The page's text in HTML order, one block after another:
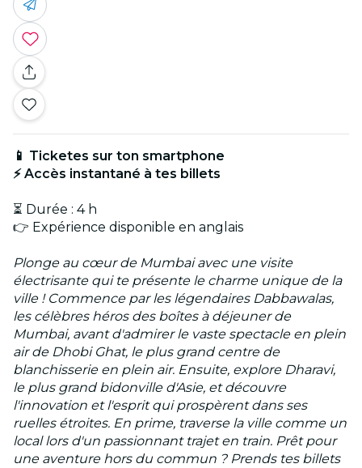
📱 Ticketes sur ton smartphone
⚡ Accès instantané à tes billets
⏳ Durée : 4 h
👉 Expérience disponible en anglais
Plonge au cœur de Mumbai avec une visite
électrisante qui te présente le charme unique de la
ville ! Commence par les légendaires Dabbawalas,
les célèbres héros des boîtes à déjeuner de
Mumbai, avant d'admirer le vaste spectacle en plein
air de Dhobi Ghat, le plus grand centre de
blanchisserie en plein air. Ensuite, explore Dharavi,
le plus grand bidonville d'Asie, et découvre
l'innovation et l'esprit qui prospèrent dans ses
ruelles étroites. En prime, traverse la ville comme un
local lors d'un passionnant trajet en train. Prêt pour
une aventure hors du commun ? Prends tes billets